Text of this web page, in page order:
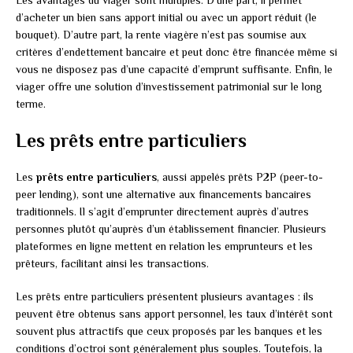
d’acheter un bien sans apport initial ou avec un apport réduit (le
bouquet). D’autre part, la rente viagère n’est pas soumise aux
critères d’endettement bancaire et peut donc être financée même si
vous ne disposez pas d’une capacité d’emprunt suffisante. Enfin, le
viager offre une solution d’investissement patrimonial sur le long
terme.
Les prêts entre particuliers
Les prêts entre particuliers, aussi appelés prêts P2P (peer-to-
peer lending), sont une alternative aux financements bancaires
traditionnels. Il s’agit d’emprunter directement auprès d’autres
personnes plutôt qu’auprès d’un établissement financier. Plusieurs
plateformes en ligne mettent en relation les emprunteurs et les
prêteurs, facilitant ainsi les transactions.
Les prêts entre particuliers présentent plusieurs avantages : ils
peuvent être obtenus sans apport personnel, les taux d’intérêt sont
souvent plus attractifs que ceux proposés par les banques et les
conditions d’octroi sont généralement plus souples. Toutefois, la